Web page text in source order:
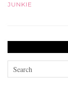
JUNKIE